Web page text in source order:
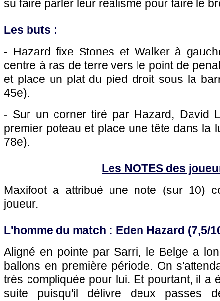
su faire parler leur réalisme pour faire le
Les buts :
- Hazard fixe Stones et Walker à
centre à ras de terre vers le point de
et place un plat du pied droit sous la
45e).
- Sur un corner tiré par Hazard, David
premier poteau et place une tête dans la
78e).
Les NOTES des
Maxifoot a attribué une note (sur 10)
joueur.
L'homme du match : Eden Hazard (7,5/
Aligné en pointe par Sarri, le Belge a
ballons en première période. On
très compliquée pour lui. Et pourtant, il a
suite puisqu'il délivre deux passes